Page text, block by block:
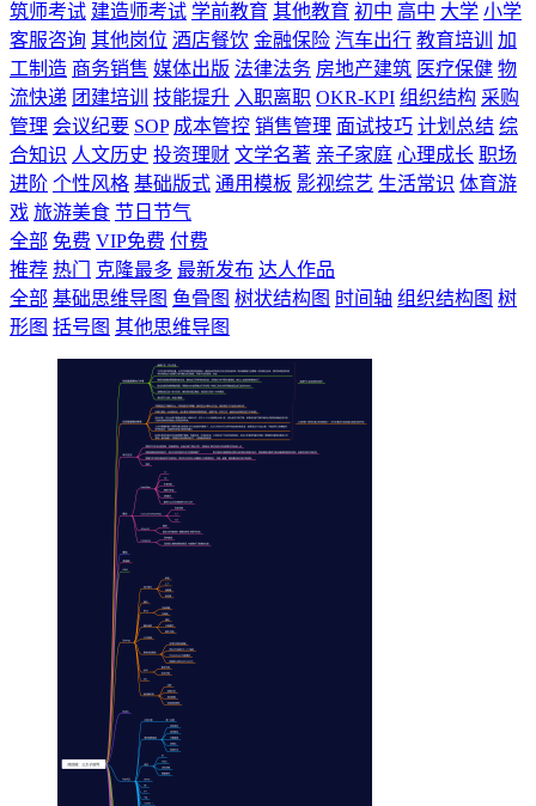
筑师考试 建造师考试 学前教育 其他教育 初中 高中 大学 小学
客服咨询 其他岗位 酒店餐饮 金融保险 汽车出行 教育培训
加
工制造 商务销售 媒体出版 法律法务 房地产建筑 医疗保健 物
流快递 团建培训 技能提升 入职离职 OKR-KPI 组织结构 采购
管理 会议纪要 SOP 成本管控 销售管理 面试技巧 计划总结 综
合知识 人文历史 投资理财 文学名著 亲子家庭 心理成长 职场
进阶 个性风格 基础版式 通用模板 影视综艺 生活常识 体育游
戏 旅游美食 节日节气
全部 免费 VIP免费 付费
推荐 热门 克隆最多 最新发布 达人作品
全部 基础思维导图 鱼骨图 树状结构图 时间轴 组织结构图 树
形图 括号图 其他思维导图